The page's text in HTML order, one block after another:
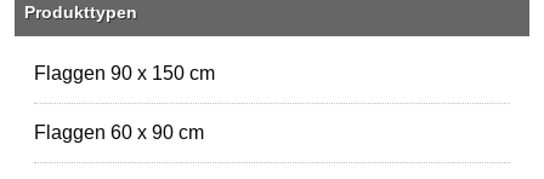
Produkttypen
Flaggen 90 x 150 cm
Flaggen 60 x 90 cm